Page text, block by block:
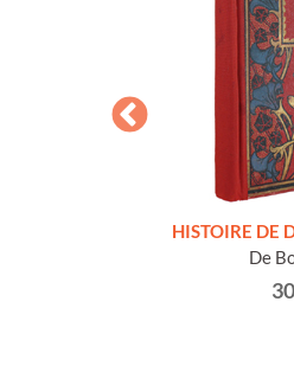
HISTOIRE DE
De